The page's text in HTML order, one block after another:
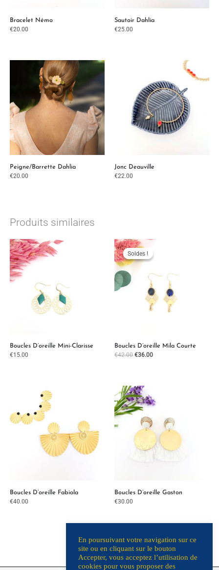
Bracelet Némo
€20.00
Sautoir Dahlia
€25.00
Peigne/barrette Dahlia
€20.00
Jonc Deauville
€22.00
Produits similaires
Boucles D’oreille Mini-Clarisse
€15.00
Soldes !
Soldes !
Boucles D’oreille Mila Courte
€42.00
Le
prix
initial
était :
€42.00.
€36.00
Le
est :
Boucles D’oreille Fabiola
€40.00
Boucles D’oreille Gaston
€30.00
En poursuivant votre navigation sur ce
site ou en cliquant sur le bouton
Accepter, vous acceptez l’utilisation de
cookies pour vous proposer des